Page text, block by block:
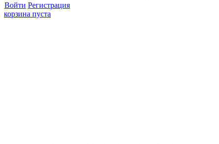
Войти Регистрация
корзина пуста